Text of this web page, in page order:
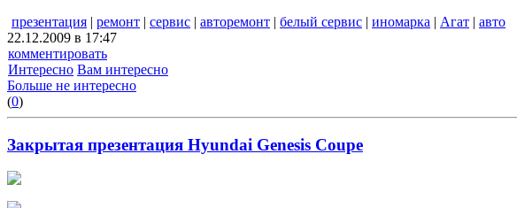
презентация | ремонт | сервис | авторемонт | белый сервис | иномарка | Агат | авто
22.12.2009 в 17:47
комментировать
Интересно Вам интересно
Больше не интересно
(0)
Закрытая презентация Hyundai Genesis Coupe